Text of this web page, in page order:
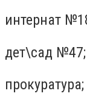
интернат
дет\сад №47;
прокуратура;